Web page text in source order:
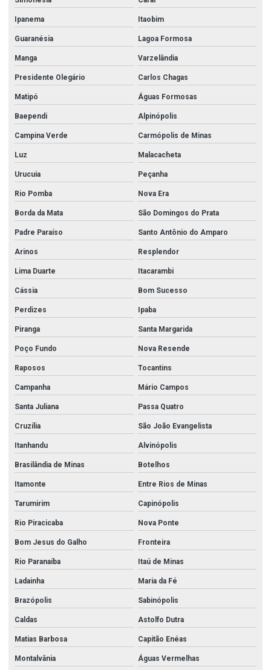
Ipanema Itaobim
Guaranésia Lagoa Formosa
Manga Varzelândia
Presidente Olegário Carlos Chagas
Matipó Águas Formosas
Baependi Alpinópolis
Campina Verde Carmópolis de Minas
Luz Malacacheta
Urucuia Peçanha
Rio Pomba Nova Era
Borda da Mata São Domingos do Prata
Padre Paraíso Santo Antônio do Amparo
Arinos Resplendor
Lima Duarte Itacarambi
Cássia Bom Sucesso
Perdizes Ipaba
Piranga Santa Margarida
Poço Fundo Nova Resende
Raposos Tocantins
Campanha Mário Campos
Santa Juliana Passa Quatro
Cruzília São João Evangelista
Itanhandu Alvinópolis
Brasilândia de Minas Botelhos
Itamonte Entre Rios de Minas
Tarumirim Capinópolis
Rio Piracicaba Nova Ponte
Bom Jesus do Galho Fronteira
Rio Paranaíba Itaú de Minas
Ladainha Maria da Fé
Brazópolis Sabinópolis
Caldas Astolfo Dutra
Matias Barbosa Capitão Enéas
Montalvânia Águas Vermelhas